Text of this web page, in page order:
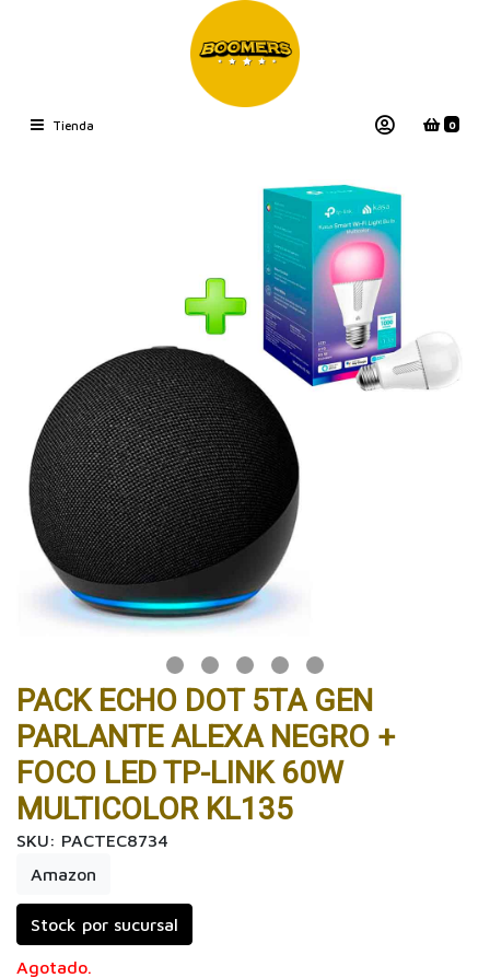
Tienda 0
PACK ECHO DOT 5TA GEN
PARLANTE ALEXA NEGRO +
FOCO LED TP-LINK 60W
MULTICOLOR KL135
SKU: PACTEC8734
Amazon
Stock por sucursal
Agotado.